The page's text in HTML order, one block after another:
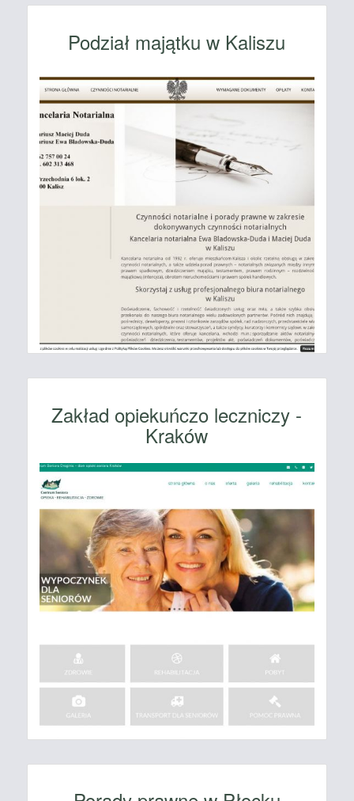
Podział majątku w Kaliszu
Zakład opiekuńczo leczniczy -
Kraków